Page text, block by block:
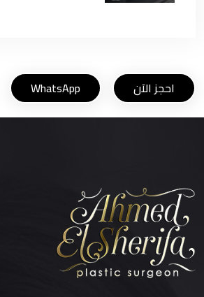
احجز الآن WhatsApp